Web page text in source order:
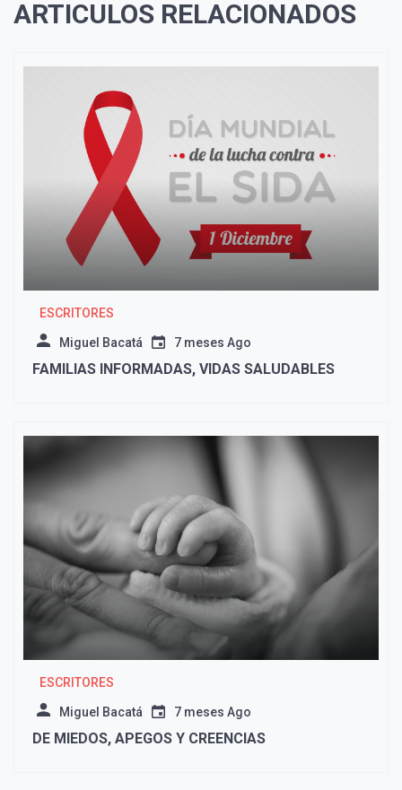
ARTICULOS RELACIONADOS
ESCRITORES
Miguel Bacatá 7 meses Ago
FAMILIAS INFORMADAS, VIDAS SALUDABLES
ESCRITORES
Miguel Bacatá 7 meses Ago
DE MIEDOS, APEGOS Y CREENCIAS